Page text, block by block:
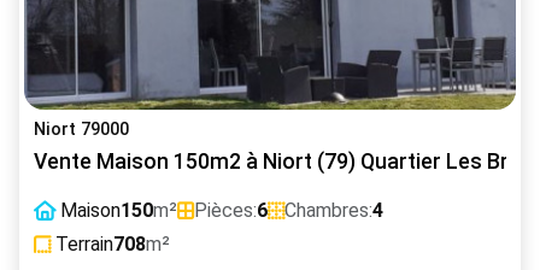
Niort 79000
Vente Maison 150m2 à Niort (79) Quartier Les
Maison150m² Pièces:6 Chambres:4
Terrain708m²